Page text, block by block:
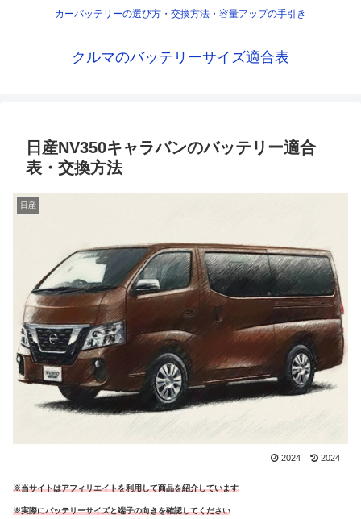
カーバッテリーの選び方・交換方法・容量アップの手引き
クルマのバッテリーサイズ適合表
日産NV350キャラバンのバッテリー適合
表・交換方法
日産
2024 2024
※当サイトはアフィリエイトを利用して商品を紹介しています
※実際にバッテリーサイズと端子の向きを確認してください